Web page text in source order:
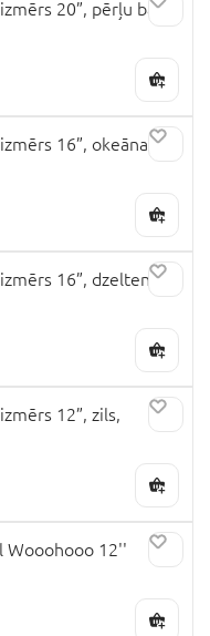
20”, pērļu balts,
16”, okeāna
16”, dzeltens,
12”, zils,
Wooohooo 12''